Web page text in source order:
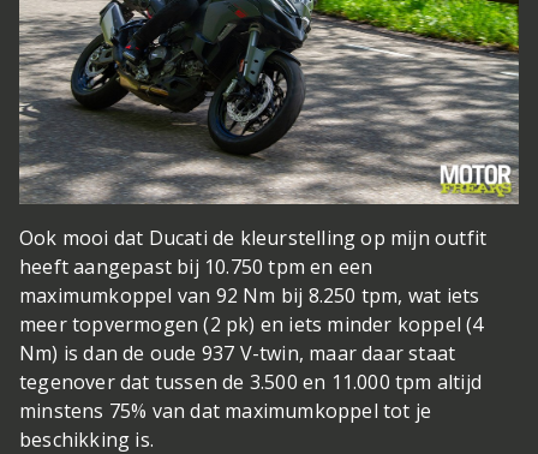
Ook mooi dat Ducati de kleurstelling op mijn outfit
heeft aangepast bij 10.750 tpm en een
maximumkoppel van 92 Nm bij 8.250 tpm, wat iets
meer topvermogen (2 pk) en iets minder koppel (4
Nm) is dan de oude 937 V-twin, maar daar staat
tegenover dat tussen de 3.500 en 11.000 tpm altijd
minstens 75% van dat maximumkoppel tot je
beschikking is.